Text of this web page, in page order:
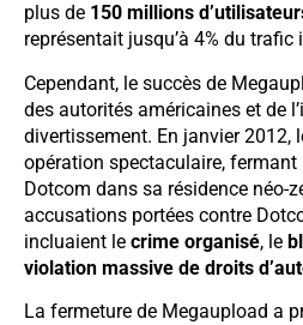
plus de 150 millions
représentait jusqu’à 4% du
Cependant, le succès de
des autorités américaines et de
divertissement. En janvier 2012,
opération spectaculaire, fermant
Dotcom dans sa résidence néo-
accusations portées contre
incluaient le crime organisé, le
violation massive de droits
La fermeture de Megaupload a